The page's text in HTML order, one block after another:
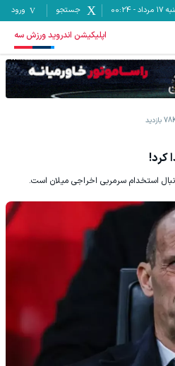
مرداد -
00:24 جستجو ورود
اپلیکیشن اندروید ورزش سه
بازدید
کرد!
استخدام سرمربی اخراجی میلان است.